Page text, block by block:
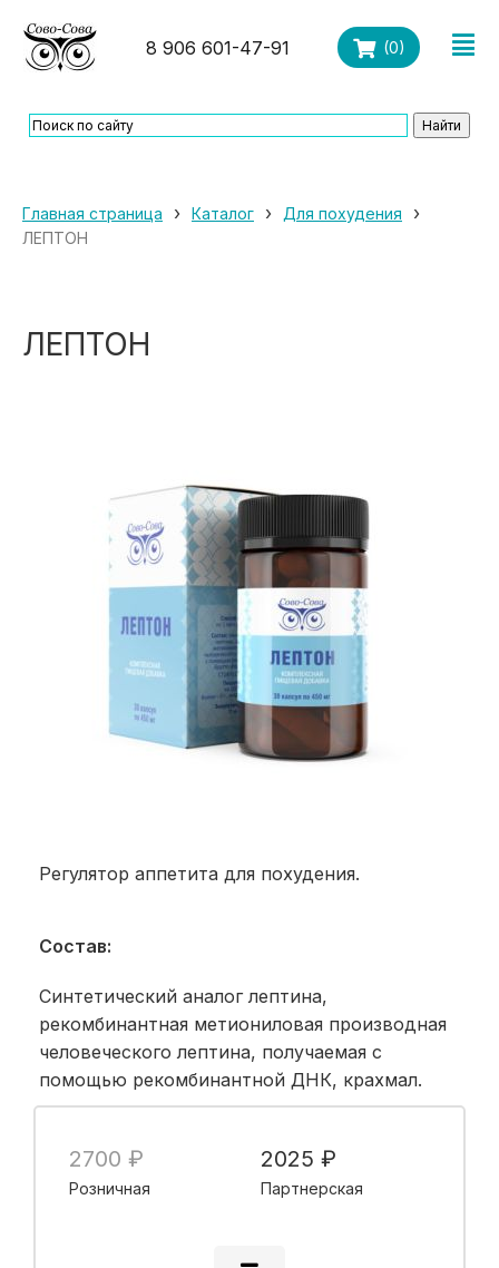
8 906 601-47-91 (0)
Главная страница › Каталог › Для похудения ›
ЛЕПТОН
ЛЕПТОН
Регулятор аппетита для похудения.
Состав:
Синтетический аналог лептина,
рекомбинантная метиониловая производная
человеческого лептина, получаемая с
помощью рекомбинантной ДНК, крахмал.
2700 ₽
Розничная
2025 ₽
Партнерская